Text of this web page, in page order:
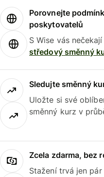
Porovnejte
poskytovatelů
S Wise vás
středový směnný
Sledujte směnný
Uložte si své
směnný kurz v
Zcela zdarma, bez
Stažení trvá jen